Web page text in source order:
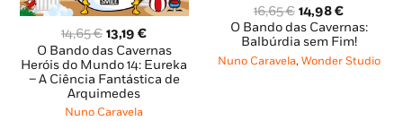
14,65€ O
preço
original
era:
14,65 €.
13,19€O
preço
atual
é:
O Bando das Cavernas
Heróis do Mundo 14: Eureka
– A Ciência Fantástica de
Arquimedes
Nuno Caravela
16,65€ O
preço
original
era:
14,98€O
preço
atual
é:
O Bando das Cavernas:
Balbúrdia sem Fim!
Nuno Caravela, Wonder Studio